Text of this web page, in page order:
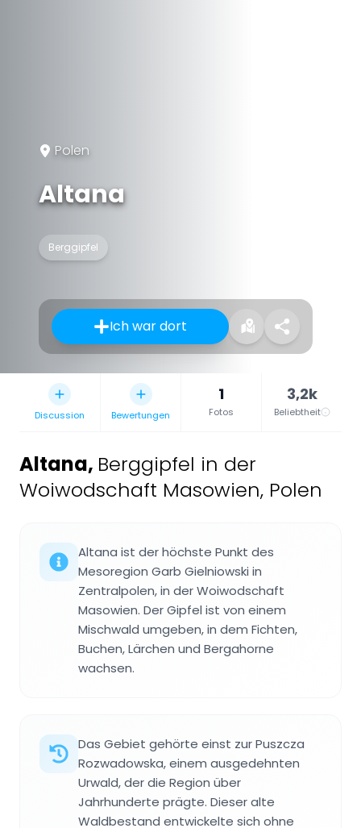
Polen
Altana
Berggipfel
Ich war dort
Discussion Bewertungen
1
Fotos
3,2k
Beliebtheit
Altana, Berggipfel in der
Woiwodschaft Masowien, Polen
Altana ist der höchste Punkt des
Mesoregion Garb Gielniowski in
Zentralpolen, in der Woiwodschaft
Masowien. Der Gipfel ist von einem
Mischwald umgeben, in dem Fichten,
Buchen, Lärchen und Bergahorne
wachsen.
Das Gebiet gehörte einst zur Puszcza
Rozwadowska, einem ausgedehnten
Urwald, der die Region über
Jahrhunderte prägte. Dieser alte
Waldbestand entwickelte sich ohne